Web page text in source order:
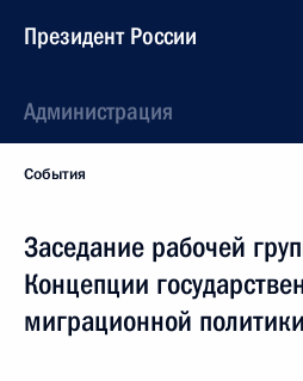
Президент России
Администрация
События
Заседание рабочей
Концепции
миграционной политики